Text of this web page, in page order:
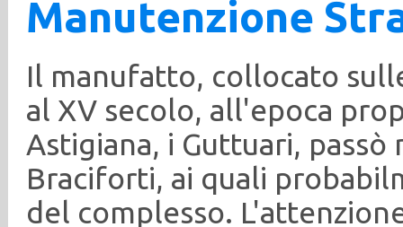
Manutenzione
Il manufatto, collocato
al XV secolo, all'epoca
Astigiana, i Guttuari,
Braciforti, ai quali
del complesso.